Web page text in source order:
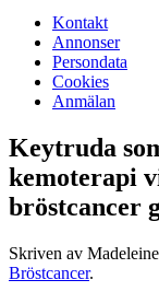
Kontakt
Annonser
Persondata
Cookies
Anmälan
Keytruda
kemoterapi
bröstcancer
Skriven av
Bröstcancer.